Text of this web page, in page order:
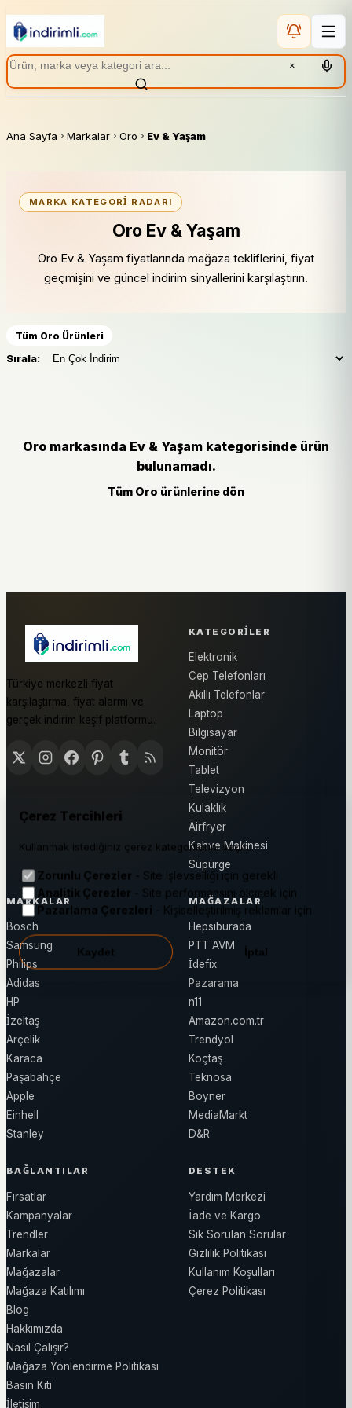
×
Ana Sayfa Markalar Oro Ev & Yaşam
MARKA KATEGORI RADARI
Oro Ev & Yaşam
Oro Ev & Yaşam fiyatlarında mağaza tekliflerini, fiyat
geçmişini ve güncel indirim sinyallerini karşılaştırın.
Tüm Oro Ürünleri
Sırala:
Oro markasında Ev & Yaşam kategorisinde ürün
bulunamadı.
Tüm Oro ürünlerine dön
Türkiye merkezli fiyat
karşılaştırma, fiyat alarmı ve
gerçek indirim keşif platformu.
KATEGORILER
Elektronik
Cep Telefonları
Akıllı Telefonlar
Laptop
Bilgisayar
Monitör
Tablet
Televizyon
Kulaklık
Airfryer
Kahve Makinesi
Süpürge
MARKALAR
Bosch
Samsung
Philips
Adidas
HP
İzeltaş
Arçelik
Karaca
Paşabahçe
Apple
Einhell
Stanley
MAĞAZALAR
Hepsiburada
PTT AVM
İdefix
Pazarama
n11
Amazon.com.tr
Trendyol
Koçtaş
Teknosa
Boyner
MediaMarkt
D&R
BAĞLANTILAR
Fırsatlar
Kampanyalar
Trendler
Markalar
Mağazalar
Mağaza Katılımı
Blog
Hakkımızda
Nasıl Çalışır?
Mağaza Yönlendirme Politikası
Basın Kiti
İletişim
DESTEK
Yardım Merkezi
İade ve Kargo
Sık Sorulan Sorular
Gizlilik Politikası
Kullanım Koşulları
Çerez Politikası
Çerez Tercihleri
Kullanmak istediğiniz çerez kategorilerini seçin.
Zorunlu Çerezler - Site işlevselliği için gerekli
Analitik Çerezler - Site performansını ölçmek için
Pazarlama Çerezleri - Kişiselleştirilmiş reklamlar için
Kaydet İptal